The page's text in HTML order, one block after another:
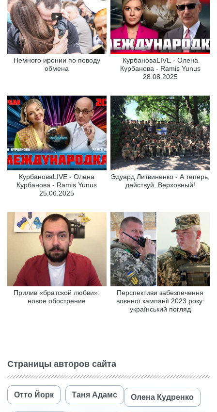
Немного иронии по поводу
обмена
КурбановаLIVE - Олена
Курбанова - Ramis Yunus
28.08.2025
КурбановаLIVE - Олена
Курбанова - Ramis Yunus
25.06.2025
Эдуард Литвиненко - А теперь,
действуй, Верховный!
Прилив «братской любви»:
новое обострение
Перспективи забезпечення
воєнної кампанії 2023 року:
український погляд
Страницы авторов сайта
Отто Йорк Таня Адамс Олена Кудренко